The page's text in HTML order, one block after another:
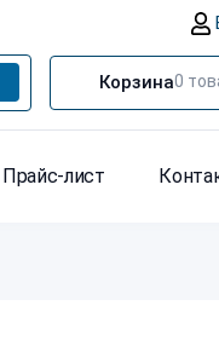
Корзина0
Прайс-лист